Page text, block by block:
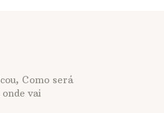
Como será
vai